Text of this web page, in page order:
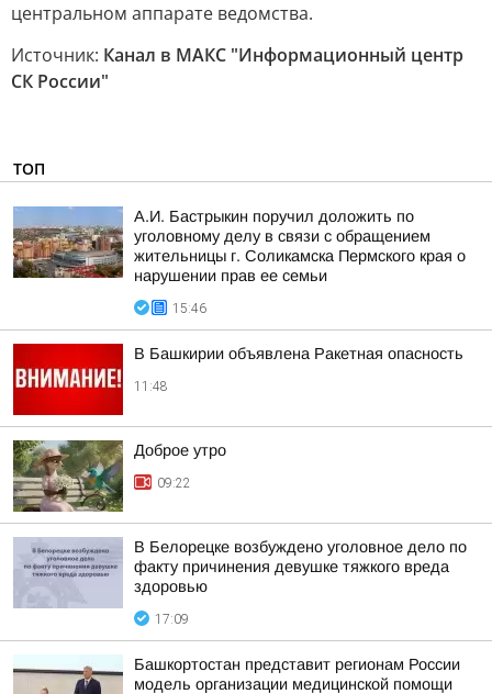
центральном аппарате ведомства.
Источник: Канал в МАКС "Информационный центр
СК России"
ТОП
А.И. Бастрыкин поручил доложить по
уголовному делу в связи с обращением
жительницы г. Соликамска Пермского края о
нарушении прав ее семьи
15:46
В Башкирии объявлена Ракетная опасность
11:48
Доброе утро
09:22
В Белорецке возбуждено уголовное дело по
факту причинения девушке тяжкого вреда
здоровью
17:09
Башкортостан представит регионам России
модель организации медицинской помощи